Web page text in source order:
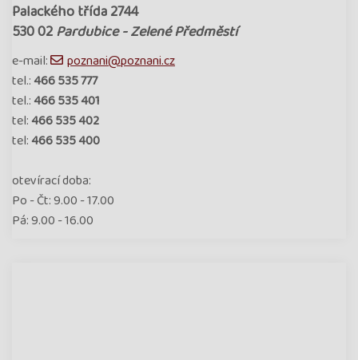
Palackého třída 2744
530 02Pardubice - Zelené Předměstí
e-mail:
poznani@poznani.cz
tel.: 466 535 777
tel.: 466 535 401
tel: 466 535 402
tel: 466 535 400
otevírací doba:
Po - Čt: 9.00 - 17.00
Pá: 9.00 - 16.00